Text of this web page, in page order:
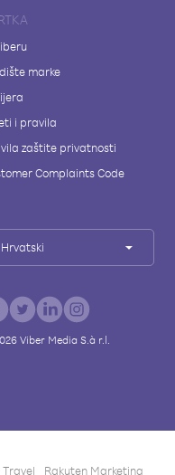
marke
i pravila
zaštite privatnosti
Complaints Code
Hrvatski
Viber Media S.à r.l.
Travel Rakuten Marketing